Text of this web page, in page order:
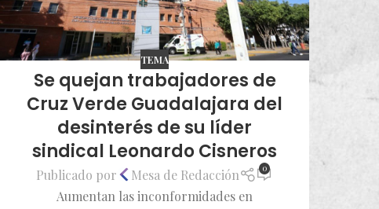
TEMA
Se quejan trabajadores de
Cruz Verde Guadalajara del
desinterés de su líder
sindical Leonardo Cisneros
Publicado por Mesa de Redacción 0
Aumentan las inconformidades en